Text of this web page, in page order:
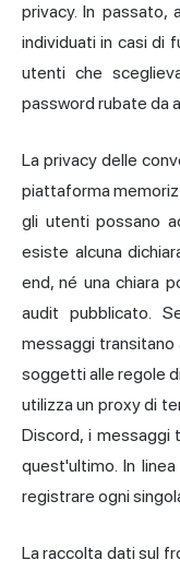
privacy. In passato,
individuati in casi di
utenti che
password rubate da
La privacy delle
piattaforma
gli utenti possano
esiste alcuna
end, né una chiara
audit pubblicato.
messaggi transitano
soggetti alle regole
utilizza un proxy di
Discord, i messaggi
quest'ultimo. In
registrare ogni
La raccolta dati sul